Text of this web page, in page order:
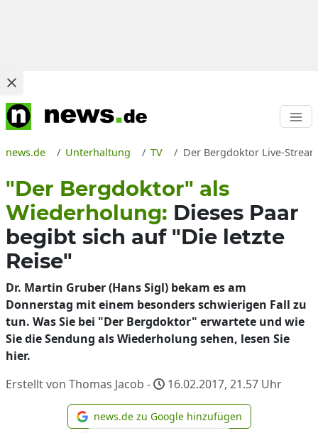
news.de Unterhaltung TV Der Bergdoktor Live-
"Der Bergdoktor" als
Wiederholung: Dieses Paar
begibt sich auf "Die letzte
Reise"
Dr. Martin Gruber (Hans Sigl) bekam es am
Donnerstag mit einem besonders schwierigen Fall zu
tun. Was Sie bei "Der Bergdoktor" erwartete und wie
Sie die Sendung als Wiederholung sehen, lesen Sie
hier.
Erstellt von Thomas Jacob -
16.02.2017, 21.57 Uhr
news.de zu Google
news.de zu Google hinzufügen